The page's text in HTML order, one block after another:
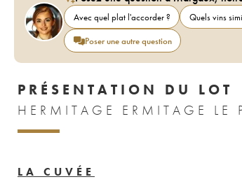
Avec quel plat l'accorder ? Quels vins
Poser une autre question
PRÉSENTATION DU LOT
LA CUVÉE